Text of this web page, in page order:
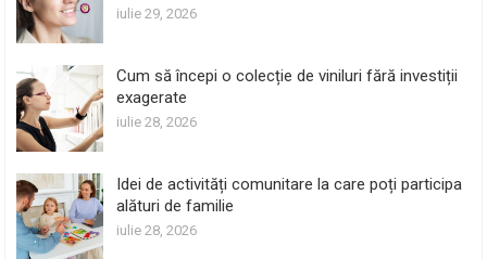
iulie 29, 2026
Cum să începi o colecție de viniluri fără investiții
exagerate
iulie 28, 2026
Idei de activități comunitare la care poți participa
alături de familie
iulie 28, 2026